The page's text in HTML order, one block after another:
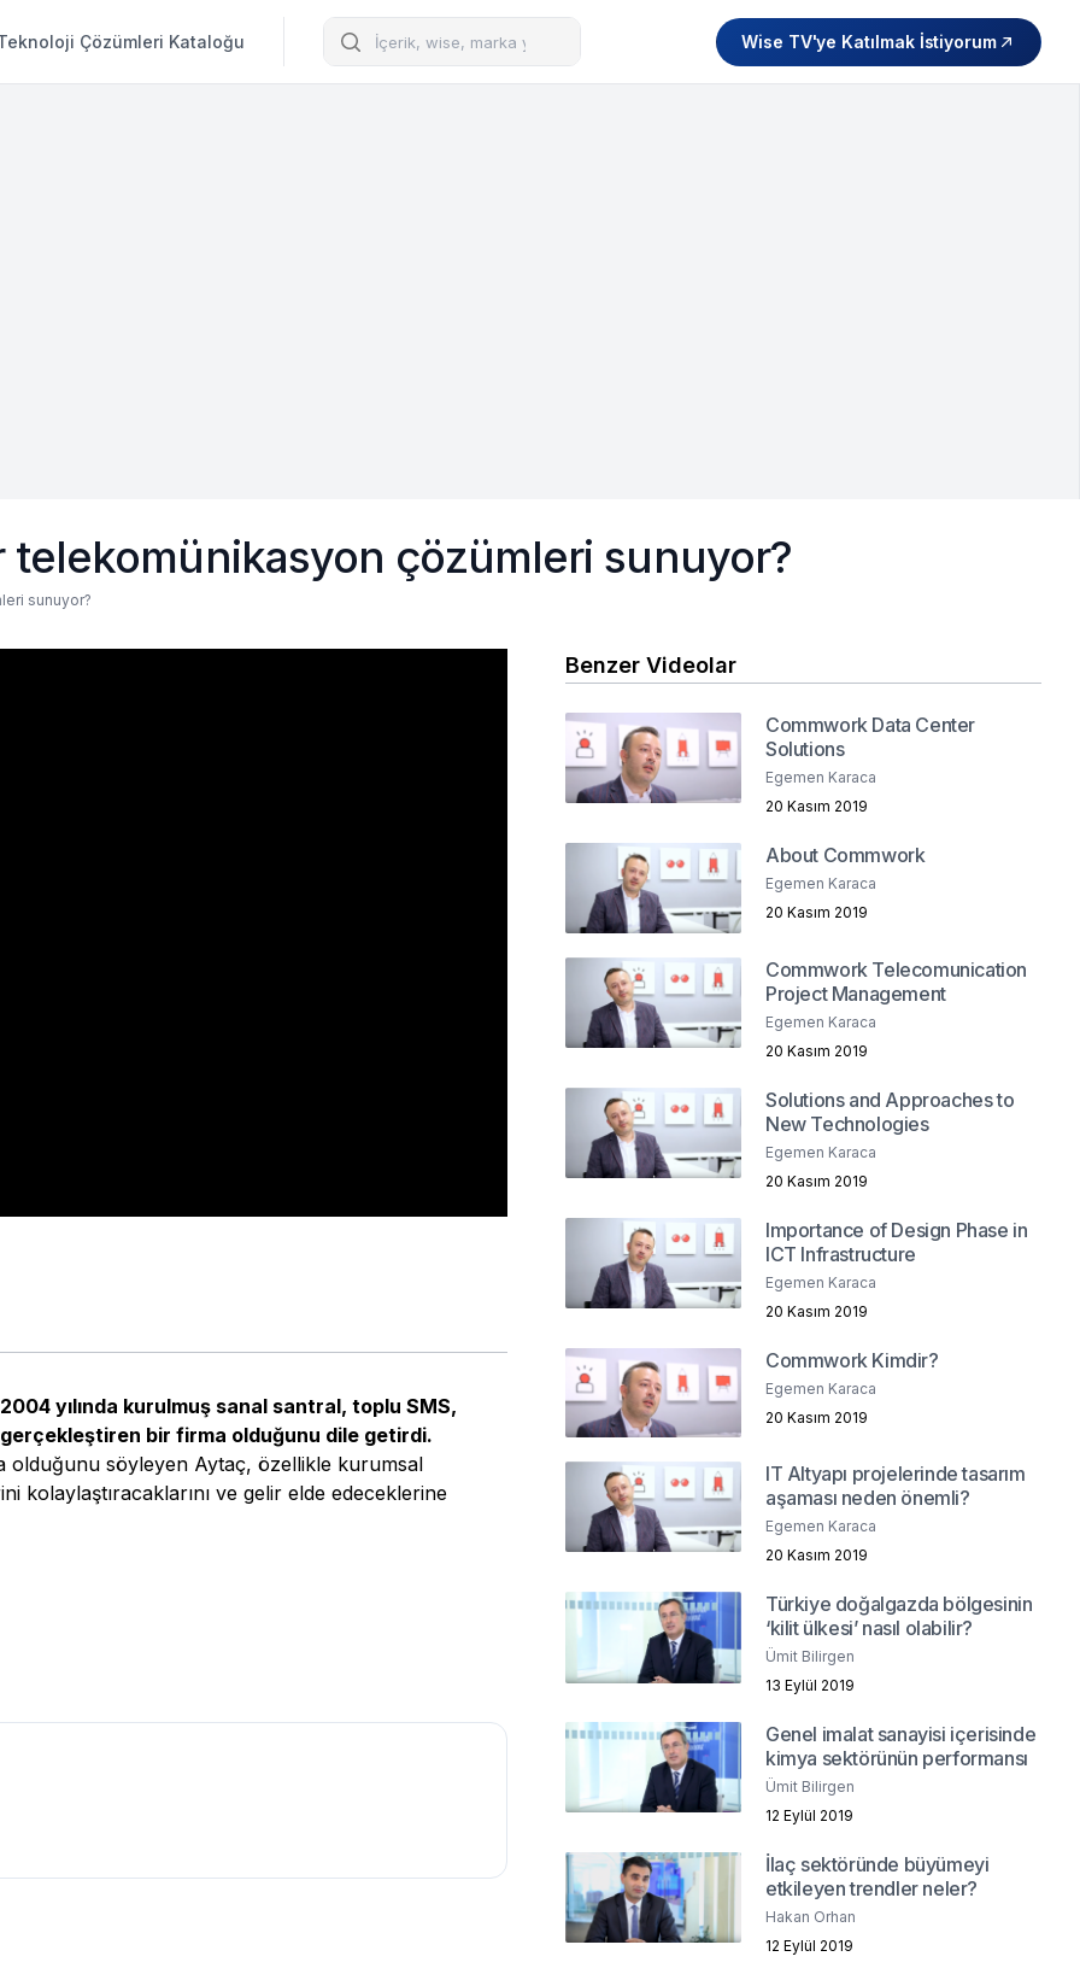
Çözümleri Kataloğu Arama Wise TV'ye Katılmak İstiyorum
çözümleri sunuyor?
sunuyor?
yılında kurulmuş sanal santral, toplu SMS,
bir firma olduğunu dile getirdi.
olduğunu söyleyen Aytaç, özellikle kurumsal
kolaylaştıracaklarını ve gelir elde edeceklerine
Benzer Videolar
Commwork Data Center
Solutions
Egemen Karaca
20 Kasım 2019
About Commwork
Egemen Karaca
20 Kasım 2019
Commwork Telecomunication
Project Management
Egemen Karaca
20 Kasım 2019
Solutions and Approaches to
New Technologies
Egemen Karaca
20 Kasım 2019
Importance of Design Phase in
ICT Infrastructure
Egemen Karaca
20 Kasım 2019
Commwork Kimdir?
Egemen Karaca
20 Kasım 2019
IT Altyapı projelerinde tasarım
aşaması neden önemli?
Egemen Karaca
20 Kasım 2019
Türkiye doğalgazda bölgesinin
‘kilit ülkesi’ nasıl olabilir?
Ümit Bilirgen
13 Eylül 2019
Genel imalat sanayisi içerisinde
kimya sektörünün performansı
Ümit Bilirgen
12 Eylül 2019
İlaç sektöründe büyümeyi
etkileyen trendler neler?
Hakan Orhan
12 Eylül 2019